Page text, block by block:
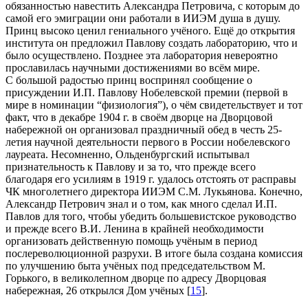
обязанностью навестить Александра Петровича, с которым до
самой его эмиграции они работали в ИИЭМ душа в душу.
Принц высоко ценил гениального учёного. Ещё до открытия
института он предложил Павлову создать лабораторию, что и
было осуществлено. Позднее эта лаборатория невероятно
прославилась научными достижениями во всём мире.
С большой радостью принц воспринял сообщение о
присуждении И.П. Павлову Нобелевской премии (первой в
мире в номинации “физиология”), о чём свидетельствует и тот
факт, что в декабре 1904 г. в своём дворце на Дворцовой
набережной он организовал праздничный обед в честь 25-
летия научной деятельности первого в России нобелевского
лауреата. Несомненно, Ольденбургский испытывал
признательность к Павлову и за то, что прежде всего
благодаря его усилиям в 1919 г. удалось отстоять от расправы
ЧК многолетнего директора ИИЭМ С.М. Лукьянова. Конечно,
Александр Петрович знал и о том, как много сделал И.П.
Павлов для того, чтобы убедить большевистское руководство
и прежде всего В.И. Ленина в крайней необходимости
организовать действенную помощь учёным в период
послереволюционной разрухи. В итоге была создана комиссия
по улучшению быта учёных под председательством М.
Горького, в великолепном дворце по адресу Дворцовая
набережная, 26 открылся Дом учёных [15].